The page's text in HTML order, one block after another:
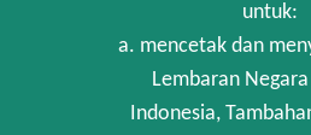
untuk:
a. mencetak dan
Lembaran
Indonesia,